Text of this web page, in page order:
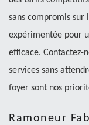
sans compromis sur
expérimentée pour
efficace. Contactez-
services sans
foyer sont nos
Ramoneur